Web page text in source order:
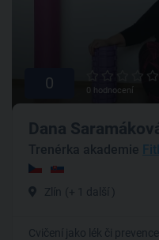
0 0 hodnocení
Dana
Trenérka akademie
Zlín (+ 1 další )
Cvičení jako lék či